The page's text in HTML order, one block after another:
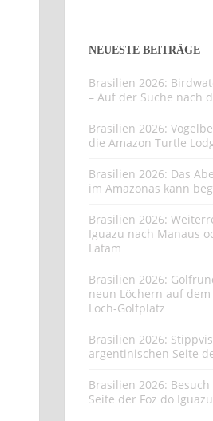
NEUESTE BEITRÄGE
Brasilien 2026:
– Auf der Suche nach
Brasilien 2026:
die Amazon Turtle
Brasilien 2026: Das
im Amazonas kann
Brasilien 2026:
Iguazu nach Manaus
Latam
Brasilien 2026:
neun Löchern auf dem
Loch-Golfplatz
Brasilien 2026:
argentinischen Seite
Brasilien 2026:
Seite der Foz do